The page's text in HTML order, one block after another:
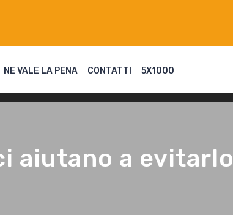
NE VALE LA PENA CONTATTI 5X1000
aiutano a evitarlo